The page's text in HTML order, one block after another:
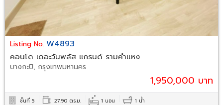
Listing No. W4893
คอนโด เดอะวันพลัส แกรนด์ รามคำแหง
บางกะปิ, กรุงเทพมหานคร
1,950,000 บาท
ชั้นที่ 5 27.90 ตร.ม. 1 นอน 1 น้ำ